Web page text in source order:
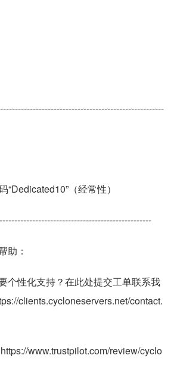
“Dedicated10”（经常性）
助：
个性化支持？在此处提交工单联系我
clients.cycloneservers.net/contact.
www.trustpilot.com/review/cyclo